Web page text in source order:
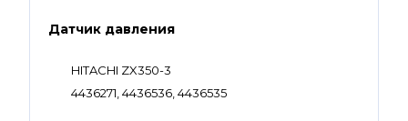
Датчик давления
HITACHI ZX350-3
4436271, 4436536, 4436535